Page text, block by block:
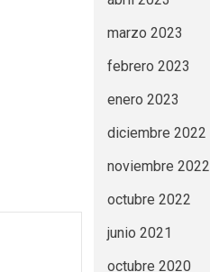
marzo 2023
febrero 2023
enero 2023
diciembre 2022
noviembre 2022
octubre 2022
junio 2021
octubre 2020